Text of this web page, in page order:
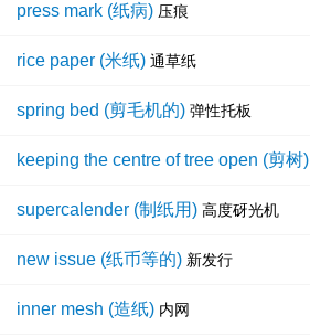
press mark (纸病) 压痕
rice paper (米纸) 通草纸
spring bed (剪毛机的) 弹性托板
keeping the centre of tree open (剪树)
supercalender (制纸用) 高度砑光机
new issue (纸币等的) 新发行
inner mesh (造纸) 内网